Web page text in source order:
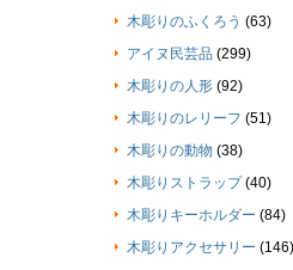
木彫りのふくろう (63)
アイヌ民芸品 (299)
木彫りの人形 (92)
木彫りのレリーフ (51)
木彫りの動物 (38)
木彫りストラップ (40)
木彫りキーホルダー (84)
木彫りアクセサリー (146)